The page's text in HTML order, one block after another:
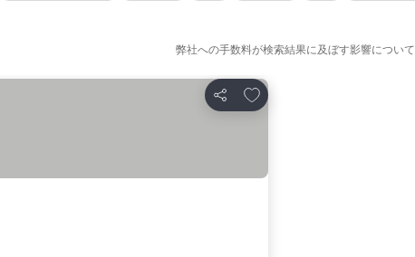
弊社への手数料が検索結果に及ぼす影響について
シェア
お気に入りに追加